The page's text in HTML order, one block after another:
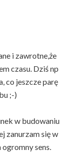
i zawrotne,że
czasu. Dziś np
co jeszcze parę
;-)
w budowaniu
zanurzam się w
sens.